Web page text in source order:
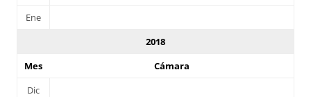
Ene
2018
Mes
Cámara
Dic